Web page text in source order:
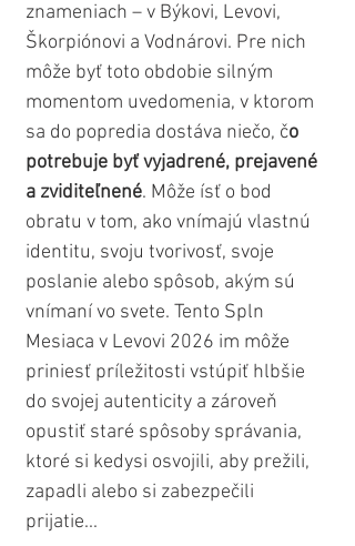
znameniach – v Býkovi, Levovi,
Škorpiónovi a Vodnárovi. Pre nich
môže byť toto obdobie silným
momentom uvedomenia, v ktorom
sa do popredia dostáva niečo, čo
potrebuje byť vyjadrené, prejavené
a zviditeľnené. Môže ísť o bod
obratu v tom, ako vnímajú vlastnú
identitu, svoju tvorivosť, svoje
poslanie alebo spôsob, akým sú
vnímaní vo svete. Tento Spln
Mesiaca v Levovi 2026 im môže
priniesť príležitosti vstúpiť hlbšie
do svojej autenticity a zároveň
opustiť staré spôsoby správania,
ktoré si kedysi osvojili, aby prežili,
zapadli alebo si zabezpečili
prijatie...